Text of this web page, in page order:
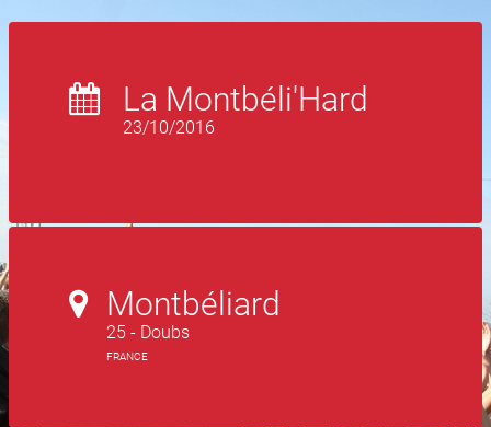
La Montbéli'Hard
23/10/2016
Montbéliard
25 - Doubs
FRANCE